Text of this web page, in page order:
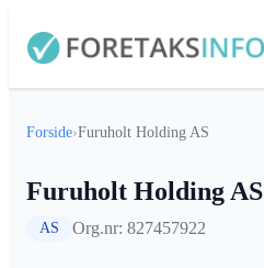
Forside›Furuholt Holding AS
Furuholt Holding AS
AS Org.nr: 827457922